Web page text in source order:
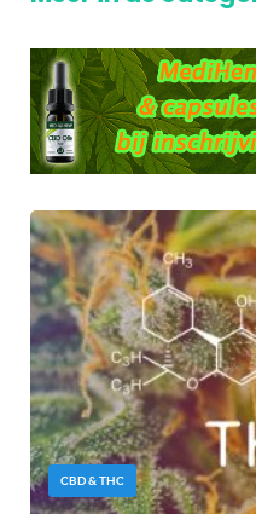
CBD & THC